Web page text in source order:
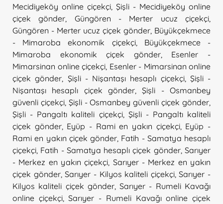
Mecidiyeköy online çiçekçi Şişli - Mecidiyeköy online
çiçek gönder
Güngören - Merter ucuz çiçekçi
Güngören - Merter ucuz çiçek gönder Büyükçekmece
- Mimaroba ekonomik çiçekçi, Büyükçekmece -
Mimaroba ekonomik çiçek gönder, Esenler -
Mimarsinan online çiçekçi Esenler - Mimarsinan online
çiçek gönder Şişli - Nişantaşı hesaplı çiçekçi, Şişli -
Nişantaşı hesaplı çiçek gönder ,Şişli - Osmanbey
güvenli çiçekçi, Şişli - Osmanbey güvenli çiçek gönder
Şişli - Pangaltı kaliteli çiçekçi, Şişli - Pangaltı kaliteli
çiçek gönder, Eyüp - Rami en yakın çiçekçi, Eyüp -
Rami en yakın çiçek gönder Fatih - Samatya hesaplı
çiçekçi Fatih - Samatya hesaplı çiçek gönder,Sarıyer
- Merkez en yakın çiçekçi Sarıyer - Merkez en yakın
çiçek gönder,Sarıyer - Kilyos kaliteli çiçekçi,Sarıyer -
Kilyos kaliteli çiçek gönder,Sarıyer - Rumeli Kavağı
online çiçekçi,Sarıyer - Rumeli Kavağı online çiçek